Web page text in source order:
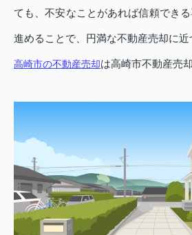
ても、不安なことがあれば信頼でき
進めることで、円満な不動産売却に近
高崎市の不動産売却は高崎市不動産売